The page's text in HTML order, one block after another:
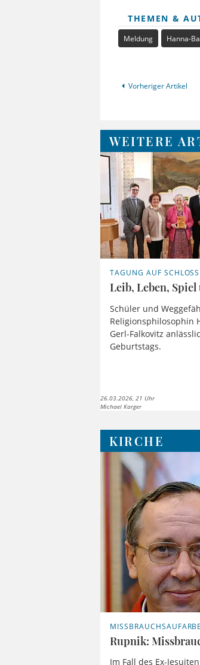
THEMEN &
Meldung Hanna-
Vorheriger Artikel
WEITERE
TAGUNG AUF
Leib, Leben,
Schüler und
Religionsphilosophin
Gerl-Falkovitz
Geburtstags.
26.03.2026, 21 Uhr
Michael Karger
KIRCHE
Rupnik:
Im Fall des Ex-